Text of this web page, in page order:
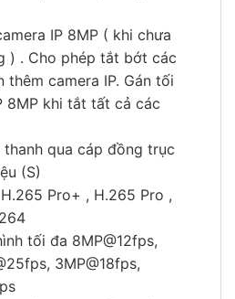
IP 8MP ( khi chưa
) . Cho phép tắt bớt các
thêm camera IP. Gán tối
8MP khi tắt tất cả các
qua cáp đồng trục
(S)
Pro+ , H.265 Pro ,
tối đa 8MP@12fps,
3MP@18fps,